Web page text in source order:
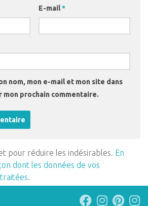
E-mail*
nom, mon e-mail et mon site dans
mon prochain commentaire.
pour réduire les indésirables. En
dont les données de vos
.